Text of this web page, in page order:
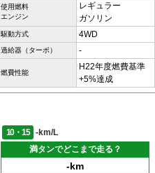
使用燃料
エンジン
レギュラー
ガソリン
駆動方式 4WD
過給器（ターボ） -
燃費性能
H22年度燃費基準
+5%達成
10・15
-km/L
満タンでどこまで走る？
-km